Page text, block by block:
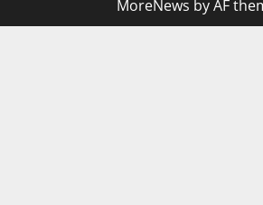
MoreNews by AF